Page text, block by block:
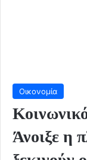
Οικονομία
Άνοιξε η